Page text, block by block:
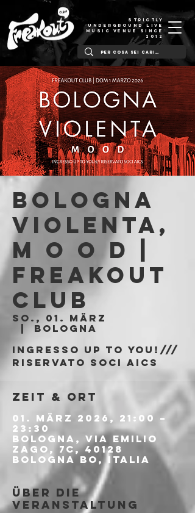
STRICTLY
UNDERGROUND LIVE
MUSIC VENUE SINCE
2012
Bologna
Violenta,
M o o d |
Freakout
Club
So., 01. März
Bologna
Ingresso Up To You!///
riservato soci AICS
Zeit & Ort
01. März 2026, 21:00 –
23:30
Bologna, Via Emilio
Zago, 7c, 40128
Bologna BO, Italia
Über die
Veranstaltung